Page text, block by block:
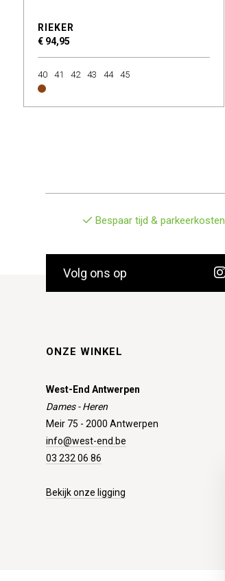
RIEKER
€ 94,95
40 41 42 43 44 45
Bespaar tijd & parkeerkosten
Volg ons op
ONZE WINKEL
West-End Antwerpen
Dames - Heren
Meir 75 - 2000 Antwerpen
info@west-end.be
03 232 06 86
Bekijk onze ligging